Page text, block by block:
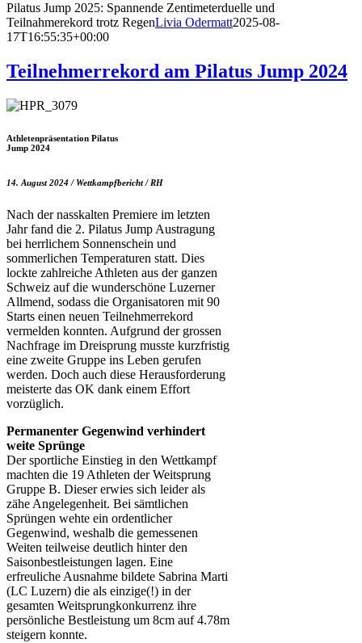
Pilatus Jump 2025: Spannende Zentimeterduelle und
Teilnahmerekord trotz RegenLivia Odermatt2025-08-
17T16:55:35+00:00
Teilnehmerrekord am Pilatus Jump 2024
Athletenpräsentation Pilatus
Jump 2024
14. August 2024 / Wettkampfbericht / RH
Nach der nasskalten Premiere im letzten
Jahr fand die 2. Pilatus Jump Austragung
bei herrlichem Sonnenschein und
sommerlichen Temperaturen statt. Dies
lockte zahlreiche Athleten aus der ganzen
Schweiz auf die wunderschöne Luzerner
Allmend, sodass die Organisatoren mit 90
Starts einen neuen Teilnehmerrekord
vermelden konnten. Aufgrund der grossen
Nachfrage im Dreisprung musste kurzfristig
eine zweite Gruppe ins Leben gerufen
werden. Doch auch diese Herausforderung
meisterte das OK dank einem Effort
vorzüglich.
Permanenter Gegenwind verhindert
weite Sprünge
Der sportliche Einstieg in den Wettkampf
machten die 19 Athleten der Weitsprung
Gruppe B. Dieser erwies sich leider als
zähe Angelegenheit. Bei sämtlichen
Sprüngen wehte ein ordentlicher
Gegenwind, weshalb die gemessenen
Weiten teilweise deutlich hinter den
Saisonbestleistungen lagen. Eine
erfreuliche Ausnahme bildete Sabrina Marti
(LC Luzern) die als einzige(!) in der
gesamten Weitsprungkonkurrenz ihre
persönliche Bestleistung um 8cm auf 4.78m
steigern konnte.